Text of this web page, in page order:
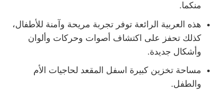
منكما.
هذه العربية الرائعة توفر تجربة مريحة وآمنة للأطفال،
كذلك تحفز على اكتشاف أصوات وحركات وألوان
وأشكال جديدة.
مساحة تخزين كبيرة اسفل المقعد لحاجيات الأم
والطفل.